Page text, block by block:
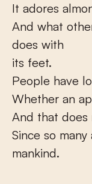
It adores
And what
does with
its feet.
People have
Whether an
And that does
Since so
mankind.